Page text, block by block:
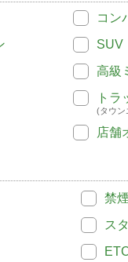
コン
SUV
高級
トラ
(タウン
店舗
禁煙
ス